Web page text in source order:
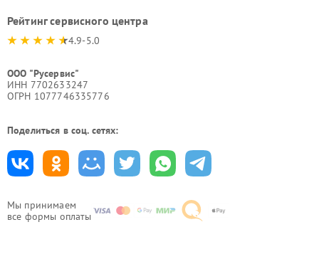
Мы принимаем
все формы оплаты
Рейтинг сервисного центра
4.9-5.0
ООО "Русервис"
ИНН 7702633247
ОГРН 1077746335776
Поделиться в соц. сетях: